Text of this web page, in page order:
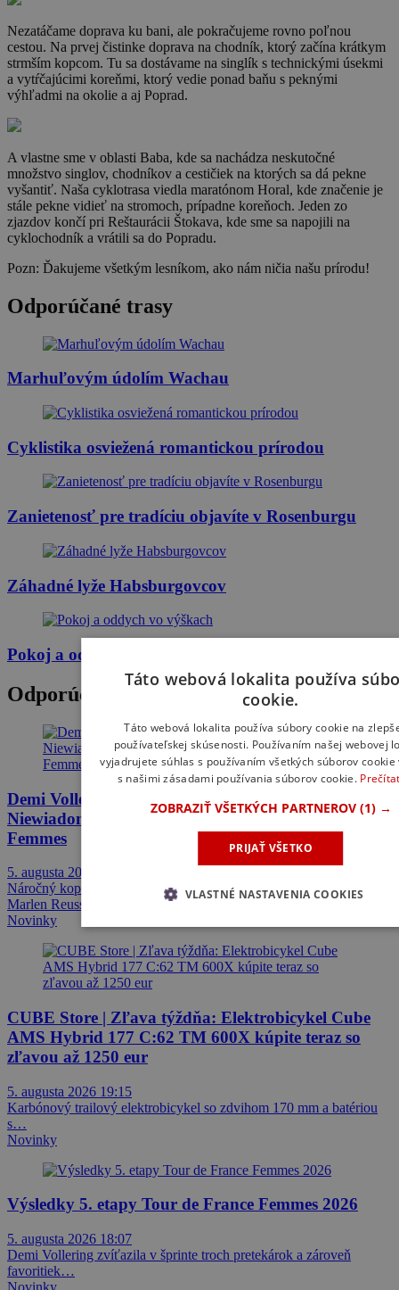
Nezatáčame doprava ku bani, ale pokračujeme rovno poľnou
cestou. Na prvej čistinke doprava na chodník, ktorý začína krátkym
strmším kopcom. Tu sa dostávame na singlík s technickými úsekmi
a vytŕčajúcimi koreňmi, ktorý vedie ponad baňu s peknými
výhľadmi na okolie a aj Poprad.
A vlastne sme v oblasti Baba, kde sa nachádza neskutočné
množstvo singlov, chodníkov a cestičiek na ktorých sa dá pekne
vyšantiť. Naša cyklotrasa viedla maratónom Horal, kde značenie je
stále pekne vidieť na stromoch, prípadne koreňoch. Jeden zo
zjazdov končí pri Reštaurácii Štokava, kde sme sa napojili na
cyklochodník a vrátili sa do Popradu.
Pozn: Ďakujeme všetkým lesníkom, ako nám ničia našu prírodu!
Odporúčané trasy
Marhuľovým údolím Wachau
Cyklistika osviežená romantickou prírodou
Zanietenosť pre tradíciu objavíte v Rosenburgu
Záhadné lyže Habsburgovcov
Pokoj a oddych vo výškach
Odporúčané trasy
Demi Vollering porazila v šprinte Reusser a
Niewiadomu a vyhrala piatu etapu Tour de France
Femmes
5. augusta 2026 19:40
Náročný kopcovitý profil výrazne premiešal celkové poradie.
Marlen Reusser si…
Novinky
CUBE Store | Zľava týždňa: Elektrobicykel Cube
AMS Hybrid 177 C:62 TM 600X kúpite teraz so
zľavou až 1250 eur
5. augusta 2026 19:15
Karbónový trailový elektrobicykel so zdvihom 170 mm a batériou
s…
Novinky
Výsledky 5. etapy Tour de France Femmes 2026
5. augusta 2026 18:07
Demi Vollering zvíťazila v šprinte troch pretekárok a zároveň
favoritiek…
Novinky
Táto webová lokalita používa
cookie.
Táto webová lokalita používa súbory cookie na
používateľskej skúsenosti. Používaním našej webovej
vyjadrujete súhlas s používaním všetkých súborov cookie
s našimi zásadami používania súborov cookie.
ZOBRAZIŤ VŠETKÝCH PARTNEROV (1) →
PRIJAŤ VŠETKO
VLASTNÉ NASTAVENIA COOKIES